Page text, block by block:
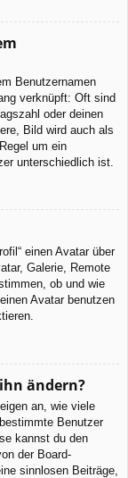
Benutzernamen
verknüpft: Oft sind
oder deinen
Bild wird auch als
um ein
unterschiedlich ist.
einen Avatar über
Galerie, Remote
ob und wie
Avatar benutzen
ändern?
an, wie viele
Benutzer
kannst du den
der Board-
sinnlosen Beiträge,